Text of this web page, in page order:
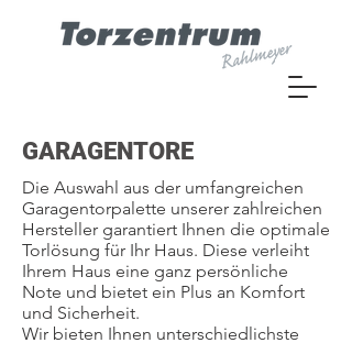
GARAGENTORE
Die Auswahl aus der umfangreichen
Garagentorpalette unserer zahlreichen
Hersteller garantiert Ihnen die optimale
Torlösung für Ihr Haus. Diese verleiht
Ihrem Haus eine ganz persönliche
Note und bietet ein Plus an Komfort
und Sicherheit.
Wir bieten Ihnen unterschiedlichste